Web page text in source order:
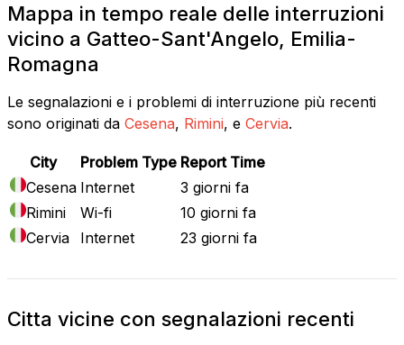
Mappa in tempo reale delle interruzioni
vicino a Gatteo-Sant'Angelo, Emilia-
Romagna
Le segnalazioni e i problemi di interruzione più recenti
sono originati da Cesena, Rimini, e Cervia.
City Problem Type Report Time
Cesena Internet
3 giorni fa
Rimini
Wi-fi
10 giorni fa
Cervia
Internet 23 giorni fa
Citta vicine con segnalazioni recenti